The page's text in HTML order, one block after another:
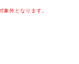
外となります。